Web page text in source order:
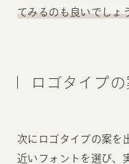
てみるのも良いでしょ
ロゴタイプの
次にロゴタイプの案を
近いフォントを選び、